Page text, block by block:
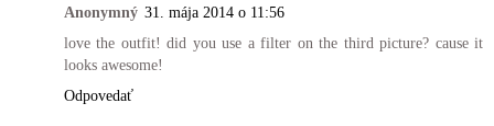
Anonymný 31. mája 2014 o 11:56
love the outfit! did you use a filter on the third picture? cause it
looks awesome!
Odpovedať